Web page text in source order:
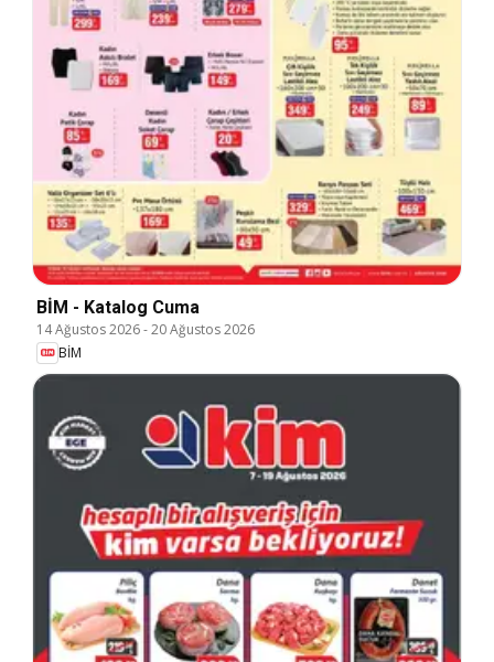
BİM - Katalog Cuma
14 Ağustos 2026-20 Ağustos 2026
BİM